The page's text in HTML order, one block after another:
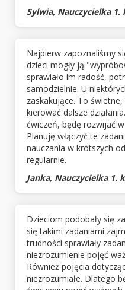
Sylwia, Nauczycielka 1.
Najpierw zapoznaliśmy
dzieci mogły ją
sprawiało im radość,
samodzielnie. U
zaskakujące. To
kierować dalsze
ćwiczeń, będę rozwijać
Planuję włączyć te
nauczania w krótszych
regularnie.
Janka, Nauczycielka 1.
Dzieciom podobały się
się takimi zadaniami
trudności sprawiały
niezrozumienie pojęć
Również pojęcia
niezrozumiałe. Dlatego